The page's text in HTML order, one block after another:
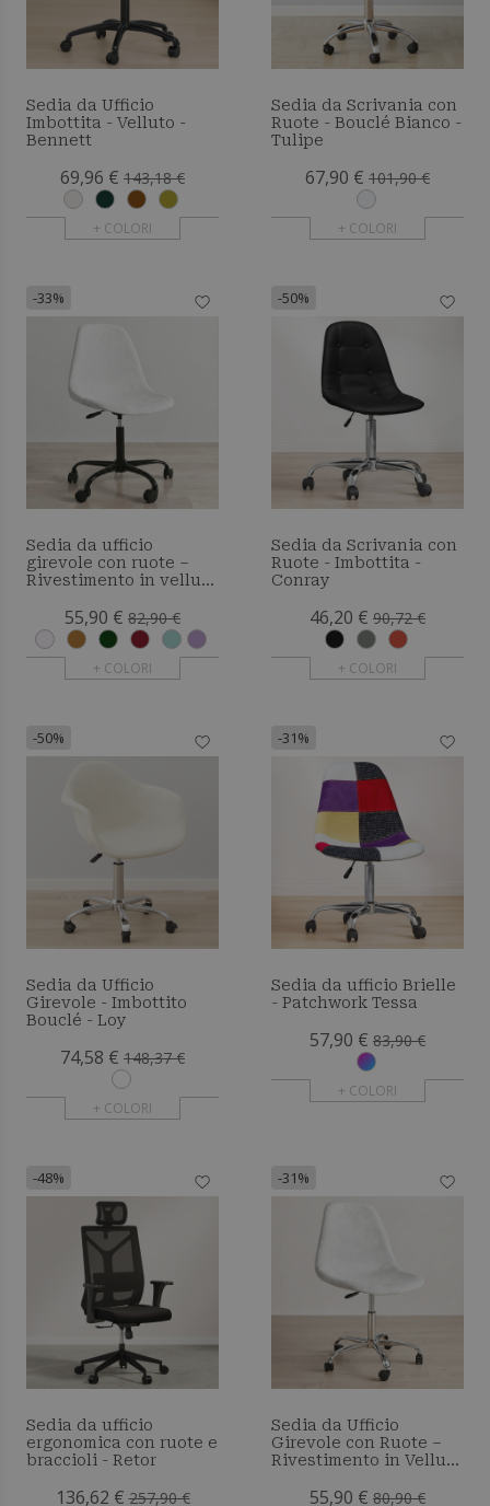
Sedia da Ufficio
Imbottita - Velluto -
Bennett
69,96 € 143,18 €
+ COLORI
Sedia da Scrivania con
Ruote - Bouclé Bianco -
Tulipe
67,90 € 101,90 €
+ COLORI
-33%
Sedia da ufficio
girevole con ruote –
Rivestimento in velluto
nero - Brielle
55,90 € 82,90 €
+ COLORI
-50%
Sedia da Scrivania con
Ruote - Imbottita -
Conray
46,20 € 90,72 €
+ COLORI
-50%
Sedia da Ufficio
Girevole - Imbottito
Bouclé - Loy
74,58 € 148,37 €
+ COLORI
-31%
Sedia da ufficio Brielle
- Patchwork Tessa
57,90 € 83,90 €
+ COLORI
-48%
Sedia da ufficio
ergonomica con ruote e
braccioli - Retor
136,62 € 257,90 €
-31%
Sedia da Ufficio
Girevole con Ruote –
Rivestimento in Velluto
Brielle55,90 € 80,90 €